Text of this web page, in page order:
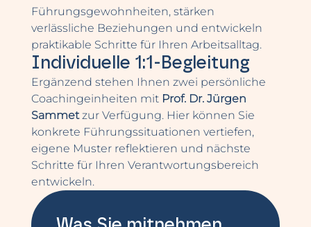
Führungsgewohnheiten, stärken
verlässliche Beziehungen und entwickeln
praktikable Schritte für Ihren Arbeitsalltag.
Individuelle 1:1-Begleitung
Ergänzend stehen Ihnen zwei persönliche
Coachingeinheiten mit Prof. Dr. Jürgen
Sammetzur Verfügung. Hier können Sie
konkrete Führungssituationen vertiefen,
eigene Muster reflektieren und nächste
Schritte für Ihren Verantwortungsbereich
entwickeln.